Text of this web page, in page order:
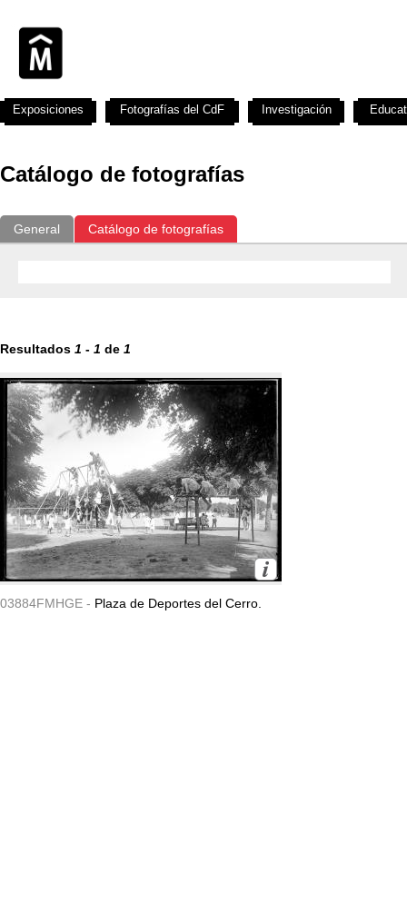
Catálogo de fotografías
General Catálogo de fotografías
Resultados 1 - 1 de 1
03884FMHGE - Plaza de Deportes del Cerro.
Exposiciones Fotografías del CdF Investigación